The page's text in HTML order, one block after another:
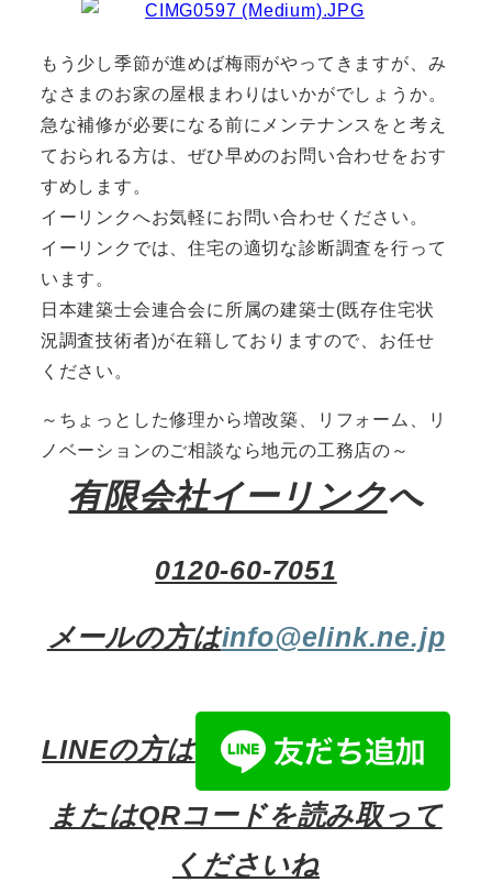
もう少し季節が進めば梅雨がやってきますが、み
なさまのお家の屋根まわりはいかがでしょうか。
急な補修が必要になる前にメンテナンスをと考え
ておられる方は、ぜひ早めのお問い合わせをおす
すめします。
イーリンクへお気軽にお問い合わせください。
イーリンクでは、住宅の適切な診断調査を行って
います。
日本建築士会連合会に所属の建築士(既存住宅状
況調査技術者)が在籍しておりますので、お任せ
ください。
～ちょっとした修理から増改築、リフォーム、リ
ノベーションのご相談なら地元の工務店の～
有限会社イーリンクへ
0120-60-7051
メールの方はinfo@elink.ne.jp
LINEの方は
またはQRコードを読み取って
くださいね